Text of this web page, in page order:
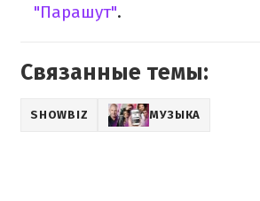
"Парашут".
Связанные темы:
SHOWBIZ МУЗЫКА